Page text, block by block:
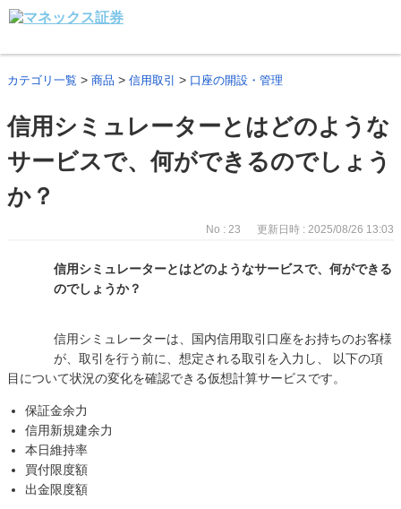
カテゴリ一覧 > 商品 > 信用取引 > 口座の開設・管理
信用シミュレーターとはどのような
サービスで、何ができるのでしょう
か？
No : 23 更新日時 : 2025/08/26 13:03
信用シミュレーターとはどのようなサービスで、何ができる
のでしょうか？
信用シミュレーターは、国内信用取引口座をお持ちのお客様
が、取引を行う前に、想定される取引を入力し、 以下の項
目について状況の変化を確認できる仮想計算サービスです。
保証金余力
信用新規建余力
本日維持率
買付限度額
出金限度額